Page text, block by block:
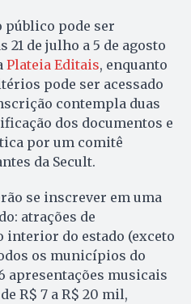
público pode ser
de julho a 5 de agosto
Plateia Editais, enquanto
pode ser acessado
contempla duas
dos documentos e
por um comitê
da Secult.
se inscrever em uma
atrações de
interior do estado (exceto
os municípios do
apresentações musicais
R$ 7 a R$ 20 mil,